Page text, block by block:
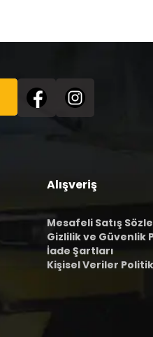
Alışveriş
Mesafeli Satış
Gizlilik ve Güvenlik
İade Şartları
Kişisel Veriler